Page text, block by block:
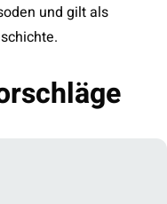
und gilt als